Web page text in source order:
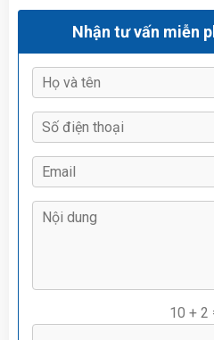
Nhận tư vấn miễn
10 + 2